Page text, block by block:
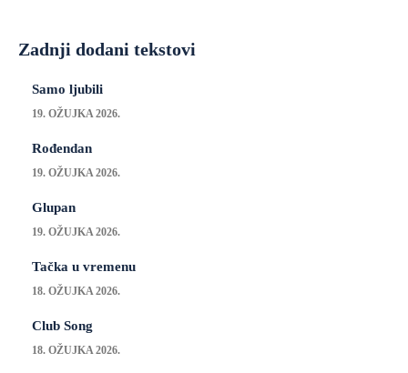
Zadnji dodani tekstovi
Samo ljubili
19. OŽUJKA 2026.
Rođendan
19. OŽUJKA 2026.
Glupan
19. OŽUJKA 2026.
Tačka u vremenu
18. OŽUJKA 2026.
Club Song
18. OŽUJKA 2026.